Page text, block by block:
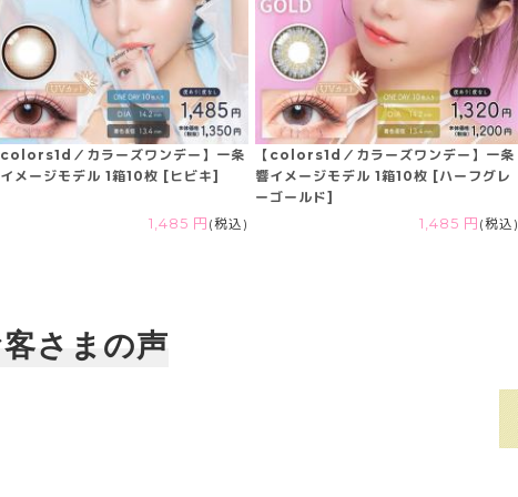
／カラーズワンデー】一条
メージモデル 1箱10枚 [ヒビキ]
1,485 円 (税込)
【colors1d／カラーズワンデー】一条
響イメージモデル 1箱10枚 [ハーフグレ
ーゴールド]
1,485 円 (税込)
さまの声